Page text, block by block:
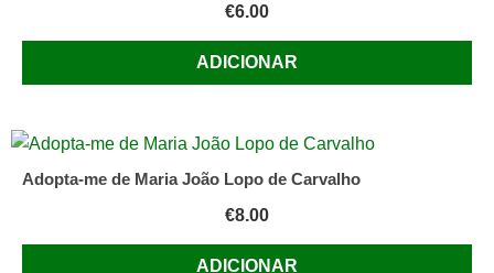
€6.00
ADICIONAR
Adopta-me de Maria João Lopo de Carvalho
€8.00
ADICIONAR